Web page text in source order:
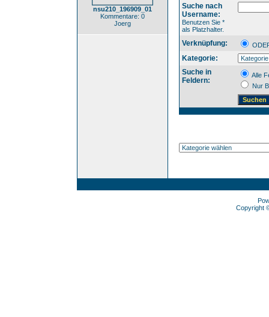
nsu210_196909_01
Kommentare: 0
Joerg
Suche nach
Username:
Benutzen Sie *
als Platzhalter.
Verknüpfung:
Kategorie:
Suche in
Feldern:
Alle
Nur
Copyright